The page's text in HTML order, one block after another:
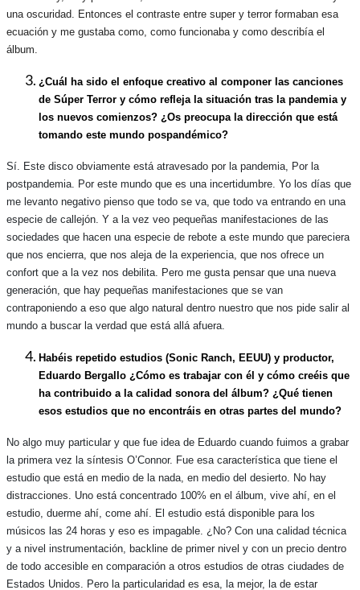
una oscuridad. Entonces el contraste entre super y terror formaban esa
ecuación y me gustaba como, como funcionaba y como describía el
álbum.
¿Cuál ha sido el enfoque creativo al componer las canciones
de Súper Terror y cómo refleja la situación tras la pandemia y
los nuevos comienzos? ¿Os preocupa la dirección que está
tomando este mundo pospandémico?
Sí. Este disco obviamente está atravesado por la pandemia, Por la
postpandemia. Por este mundo que es una incertidumbre. Yo los días que
me levanto negativo pienso que todo se va, que todo va entrando en una
especie de callejón. Y a la vez veo pequeñas manifestaciones de las
sociedades que hacen una especie de rebote a este mundo que pareciera
que nos encierra, que nos aleja de la experiencia, que nos ofrece un
confort que a la vez nos debilita. Pero me gusta pensar que una nueva
generación, que hay pequeñas manifestaciones que se van
contraponiendo a eso que algo natural dentro nuestro que nos pide salir al
mundo a buscar la verdad que está allá afuera.
Habéis repetido estudios (Sonic Ranch, EEUU) y productor,
Eduardo Bergallo ¿Cómo es trabajar con él y cómo creéis que
ha contribuido a la calidad sonora del álbum? ¿Qué tienen
esos estudios que no encontráis en otras partes del mundo?
No algo muy particular y que fue idea de Eduardo cuando fuimos a grabar
la primera vez la síntesis O’Connor. Fue esa característica que tiene el
estudio que está en medio de la nada, en medio del desierto. No hay
distracciones. Uno está concentrado 100% en el álbum, vive ahí, en el
estudio, duerme ahí, come ahí. El estudio está disponible para los
músicos las 24 horas y eso es impagable. ¿No? Con una calidad técnica
y a nivel instrumentación, backline de primer nivel y con un precio dentro
de todo accesible en comparación a otros estudios de otras ciudades de
Estados Unidos. Pero la particularidad es esa, la mejor, la de estar